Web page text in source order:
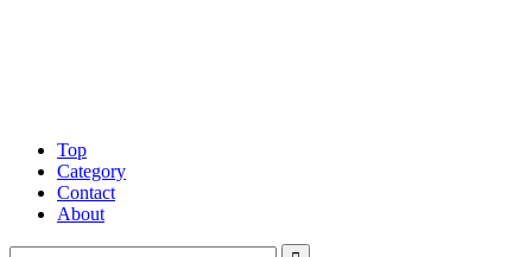
Top
Category
Contact
About